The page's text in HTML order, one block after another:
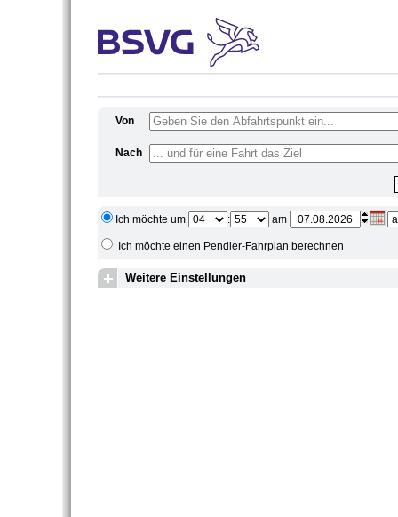
Von
Nach
Ich möchte um : am
Ich möchte einen Pendler-Fahrplan berechnen
Weitere Einstellungen